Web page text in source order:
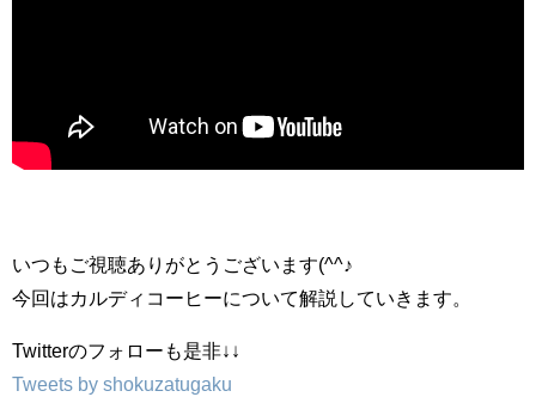
いつもご視聴ありがとうございます(^^♪
今回はカルディコーヒーについて解説していきます。
Twitterのフォローも是非↓↓
Tweets by shokuzatugaku